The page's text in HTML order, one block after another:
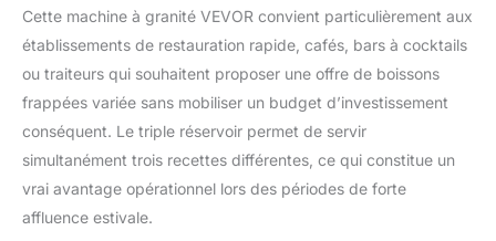
amovible en bas pour
facile
Cette machine à granité VEVOR convient particulièrement aux
établissements de restauration rapide, cafés, bars à cocktails
ou traiteurs qui souhaitent proposer une offre de boissons
frappées variée sans mobiliser un budget d’investissement
conséquent. Le triple réservoir permet de servir
simultanément trois recettes différentes, ce qui constitue un
vrai avantage opérationnel lors des périodes de forte
affluence estivale.